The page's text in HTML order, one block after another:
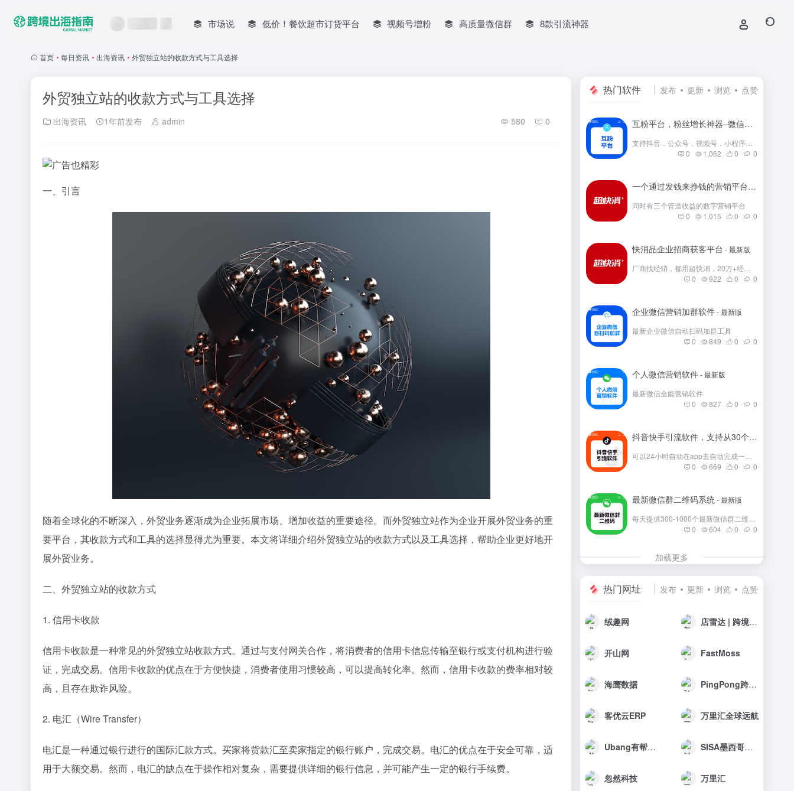
市场说 低价！餐饮超市订货平台 视频号增粉 高质量微信群 8款引流神器
首页 • 每日资讯 • 出海资讯 • 外贸独立站的收款方式与工具选择
外贸独立站的收款方式与工具选择
出海资讯 1年前发布 admin 580 0
一、引言
随着全球化的不断深入，外贸业务逐渐成为企业拓展市场、增加收益的重要途径。而外贸独立站作为企业开展外贸业务的重
要平台，其收款方式和工具的选择显得尤为重要。本文将详细介绍外贸独立站的收款方式以及工具选择，帮助企业更好地开
展外贸业务。
二、外贸独立站的收款方式
1. 信用卡收款
信用卡收款是一种常见的外贸独立站收款方式。通过与支付网关合作，将消费者的信用卡信息传输至银行或支付机构进行验
证，完成交易。信用卡收款的优点在于方便快捷，消费者使用习惯较高，可以提高转化率。然而，信用卡收款的费率相对较
高，且存在欺诈风险。
2. 电汇（Wire Transfer）
电汇是一种通过银行进行的国际汇款方式。买家将货款汇至卖家指定的银行账户，完成交易。电汇的优点在于安全可靠，适
用于大额交易。然而，电汇的缺点在于操作相对复杂，需要提供详细的银行信息，并可能产生一定的银行手续费。
热门软件 发布 更新 浏览 点赞
互粉平台，粉丝增长神器–微信群互粉|互粉大师|互粉软件|互粉平台|互关互粉|微信公众号互粉|互粉盒子|互粉大厅
0
1,062 0 0
一个通过发钱来挣钱的营销平台
- 最新版
同时有三个管道收益的数字营销平台
0
1,015 0 0
快消品企业招商获客平台 - 最新版
0
922 0 0
企业微信营销加群软件- 最新版
最新企业微信自动扫码加群工具
0
849 0 0
个人微信营销软件- 最新版
最新微信全能营销软件
0
827 0 0
抖音快手引流软件，支持从30个平台引流
0
669 0 0
最新微信群二维码系统- 最新版
0
604 0 0
加载更多
热门网址 发布 更新 浏览 点赞
绒趣网 店雷达 | 跨境选品工具
开山网 FastMoss
海鹰数据 PingPong跨境收款
客优云ERP 万里汇全球远航
Ubang有帮科技 SISA墨西哥海外仓
忽然科技 万里汇